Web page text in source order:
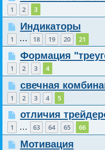
1 2 3
Индикаторы
1 … 18 19 20 21
Формация
1 2 3 4
свечная
1 2 3 4 5
отличия
1 … 63 64 65 66
Мотивация